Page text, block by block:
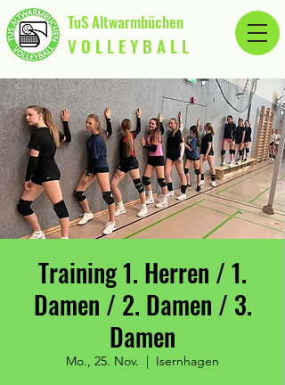
TuS Altwarmbüchen
V O L L E Y B A L L
Training 1. Herren / 1.
Damen / 2. Damen / 3.
Damen
Mo., 25. Nov.
  |
Isernhagen